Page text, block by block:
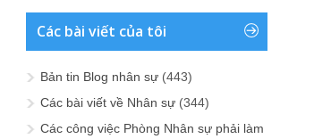
Các bài viết của tôi
Bản tin Blog nhân sự (443)
Các bài viết về Nhân sự (344)
Các công việc Phòng Nhân sự phải làm